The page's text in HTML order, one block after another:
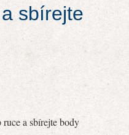
sbírejte
ruce a sbírejte body